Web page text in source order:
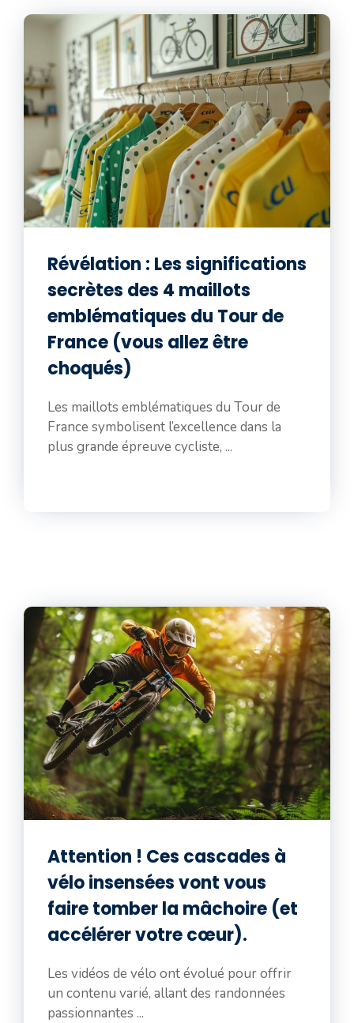
Révélation : Les significations
secrètes des 4 maillots
emblématiques du Tour de
France (vous allez être
choqués)
Les maillots emblématiques du Tour de
France symbolisent l’excellence dans la
plus grande épreuve cycliste, ...
Attention ! Ces cascades à
vélo insensées vont vous
faire tomber la mâchoire (et
accélérer votre cœur).
Les vidéos de vélo ont évolué pour offrir
un contenu varié, allant des randonnées
passionnantes ...